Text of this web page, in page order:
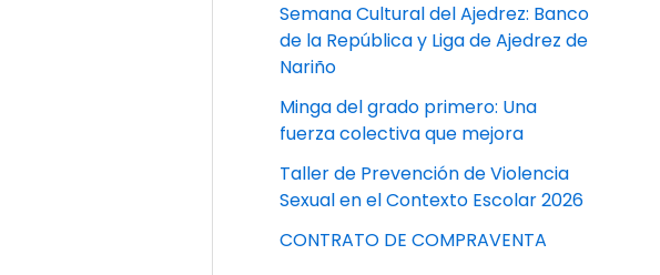
Semana Cultural del Ajedrez: Banco
de la República y Liga de Ajedrez de
Nariño
Minga del grado primero: Una
fuerza colectiva que mejora
Taller de Prevención de Violencia
Sexual en el Contexto Escolar 2026
CONTRATO DE COMPRAVENTA